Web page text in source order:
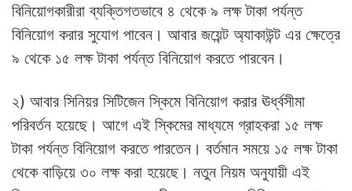
বিনিয়োগকারীরা ব্যক্তিগতভাবে ৪ থেকে ৯ লক্ষ টাকা পর্যন্ত
বিনিয়োগ করার সুযোগ পাবেন। আবার জয়েন্ট অ্যাকাউন্ট এর ক্ষেত্রে
৯ থেকে ১৫ লক্ষ টাকা পর্যন্ত বিনিয়োগ করতে পারবেন।
২) আবার সিনিয়র সিটিজেন স্কিমে বিনিয়োগ করার ঊর্ধ্বসীমা
পরিবর্তন হয়েছে। আগে এই স্কিমের মাধ্যমে গ্রাহকরা ১৫ লক্ষ
টাকা পর্যন্ত বিনিয়োগ করতে পারতেন। বর্তমান সময়ে ১৫ লক্ষ টাকা
থেকে বাড়িয়ে ৩০ লক্ষ করা হয়েছে। নতুন নিয়ম অনুযায়ী এই